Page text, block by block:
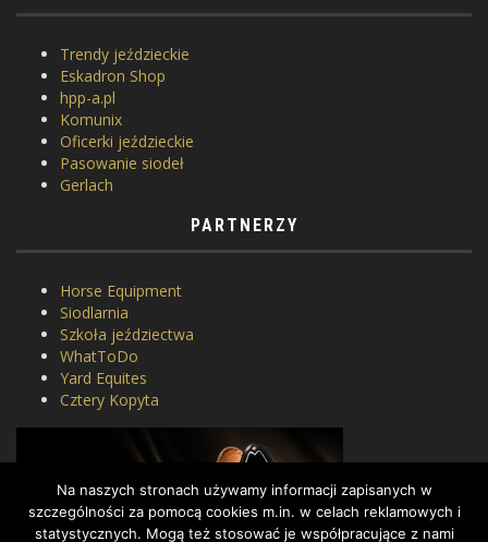
Trendy jeździeckie
Eskadron Shop
hpp-a.pl
Komunix
Oficerki jeździeckie
Pasowanie siodeł
Gerlach
PARTNERZY
Horse Equipment
Siodlarnia
Szkoła jeździectwa
WhatToDo
Yard Equites
Cztery Kopyta
Na naszych stronach używamy informacji zapisanych w
szczególności za pomocą cookies m.in. w celach reklamowych i
statystycznych. Mogą też stosować je współpracujące z nami